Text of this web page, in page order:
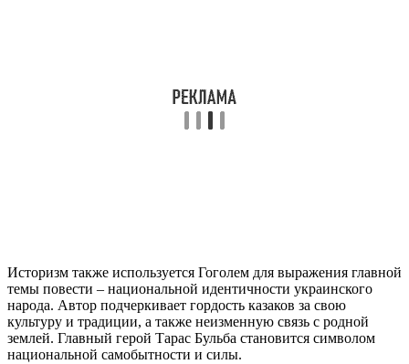
Историзм также используется Гоголем для выражения главной
темы повести – национальной идентичности украинского
народа. Автор подчеркивает гордость казаков за свою
культуру и традиции, а также неизменную связь с родной
землей. Главный герой Тарас Бульба становится символом
национальной самобытности и силы.